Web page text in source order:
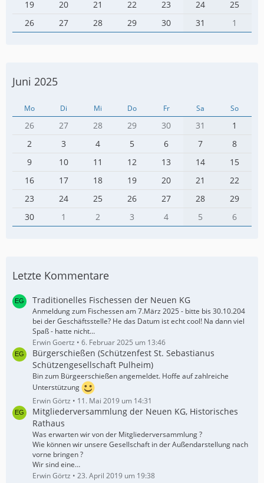
19
20 21 22 23 24
25
26
27 28 29 30 31 1
Juni 2025
Mo Di Mi Do Fr Sa So
26 27 28 29 30 31
1
2
3 4 5 6 7
8
9
10 11 12 13 14
15
16
17 18 19 20 21
22
23
24 25 26 27 28
29
30
1 2 3 4 5 6
Letzte Kommentare
Traditionelles Fischessen der Neuen KG
Anmeldung zum Fischessen am 7.März 2025 - bitte bis 30.10.204
bei der Geschäftsstelle? He das Datum ist echt cool! Na dann viel
Spaß - hatte nicht…
Erwin Goertz
6. Februar 2025 um 13:46
Bürgerschießen (Schützenfest St. Sebastianus
Schützengesellschaft Pulheim)
Bin zum Bürgeerschießen angemeldet. Hoffe auf zahlreiche
Unterstützung
Erwin Görtz
11. Mai 2019 um 14:31
Mitgliederversammlung der Neuen KG, Historisches
Rathaus
Was erwarten wir von der Mitgliederversammlung ?
Wie können wir unsere Gesellschaft in der Außendarstellung nach
vorne bringen ?
Wir sind eine…
Erwin Görtz
23. April 2019 um 19:38